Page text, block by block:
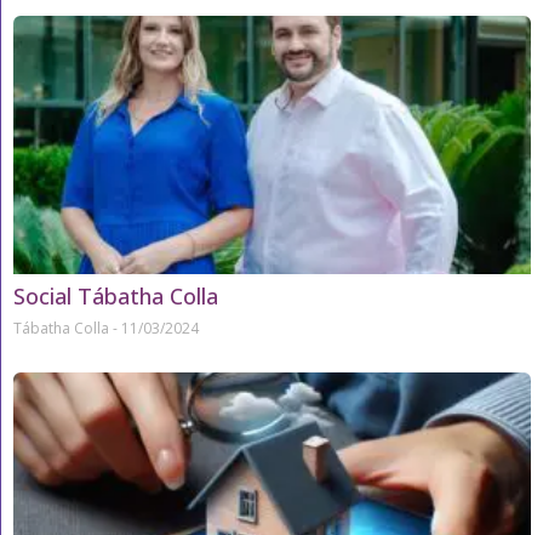
Social Tábatha Colla
Tábatha Colla 11/03/2024